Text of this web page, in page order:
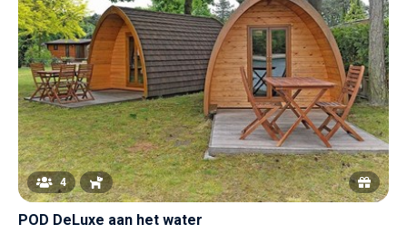
4
POD DeLuxe aan het water